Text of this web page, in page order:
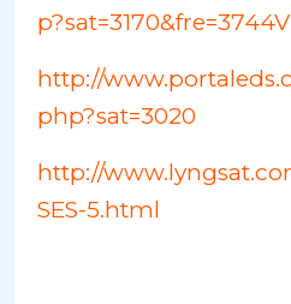
p?sat=3170&fre=3744V
http://
php?sat=3020
http://
SES-5.html